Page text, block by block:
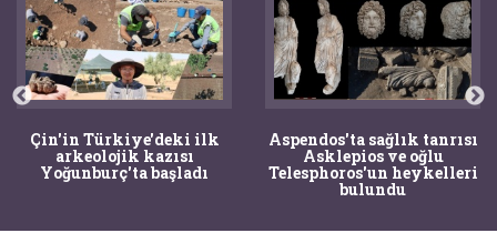
Çin'in Türkiye'deki ilk
arkeolojik kazısı
Yoğunburç'ta başladı
Aspendos'ta sağlık tanrısı
Asklepios ve oğlu
Telesphoros'un heykelleri
bulundu